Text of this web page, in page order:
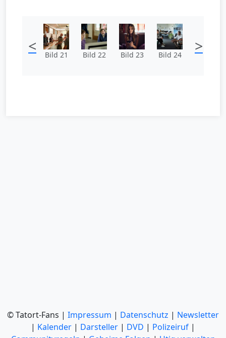
< Bild 21 Bild 22 Bild 23 Bild 24 >
© Tatort-Fans | Impressum | Datenschutz | Newsletter
| Kalender | Darsteller | DVD | Polizeiruf |